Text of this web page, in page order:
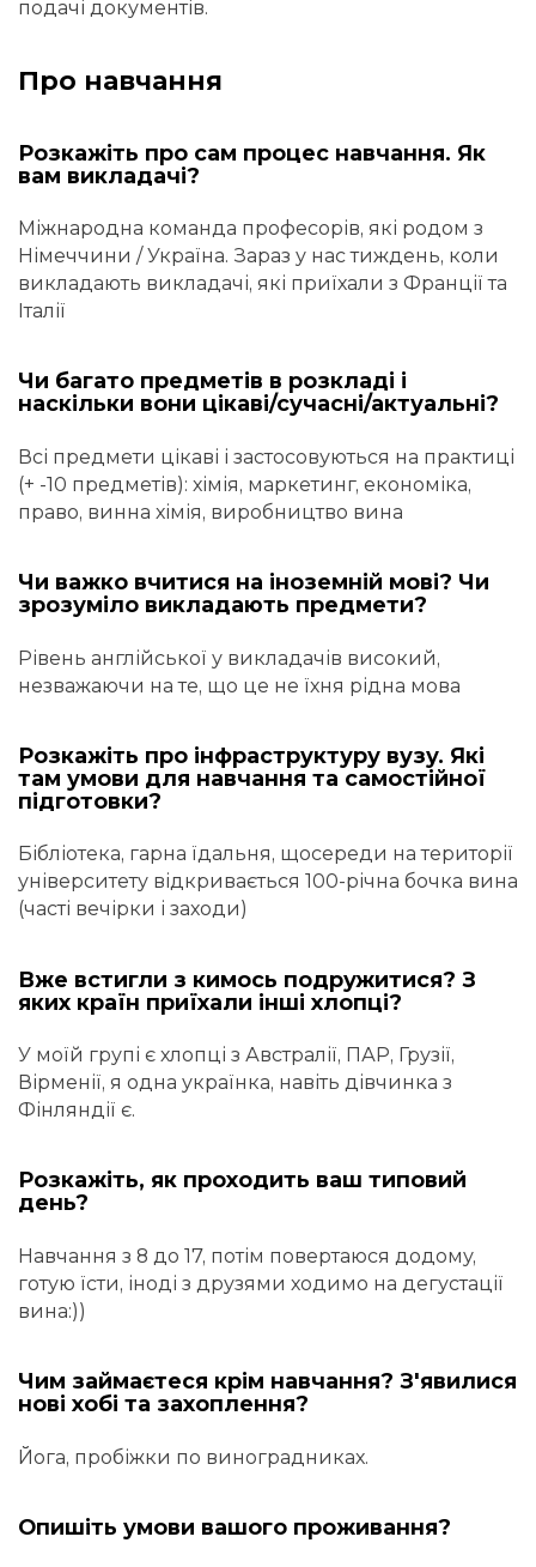
подачі документів.
Про навчання
Розкажіть про сам процес навчання. Як
вам викладачі?
Міжнародна команда професорів, які родом з
Німеччини / Україна. Зараз у нас тиждень, коли
викладають викладачі, які приїхали з Франції та
Італії
Чи багато предметів в розкладі і
наскільки вони цікаві/сучасні/актуальні?
Всі предмети цікаві і застосовуються на практиці
(+ -10 предметів): хімія, маркетинг, економіка,
право, винна хімія, виробництво вина
Чи важко вчитися на іноземній мові? Чи
зрозуміло викладають предмети?
Рівень англійської у викладачів високий,
незважаючи на те, що це не їхня рідна мова
Розкажіть про інфраструктуру вузу. Які
там умови для навчання та самостійної
підготовки?
Бібліотека, гарна їдальня, щосереди на території
університету відкривається 100-річна бочка вина
(часті вечірки і заходи)
Вже встигли з кимось подружитися? З
яких країн приїхали інші хлопці?
У моїй групі є хлопці з Австралії, ПАР, Грузії,
Вірменії, я одна українка, навіть дівчинка з
Фінляндії є.
Розкажіть, як проходить ваш типовий
день?
Навчання з 8 до 17, потім повертаюся додому,
готую їсти, іноді з друзями ходимо на дегустації
вина:))
Чим займаєтеся крім навчання? З'явилися
нові хобі та захоплення?
Йога, пробіжки по виноградниках.
Опишіть умови вашого проживання?